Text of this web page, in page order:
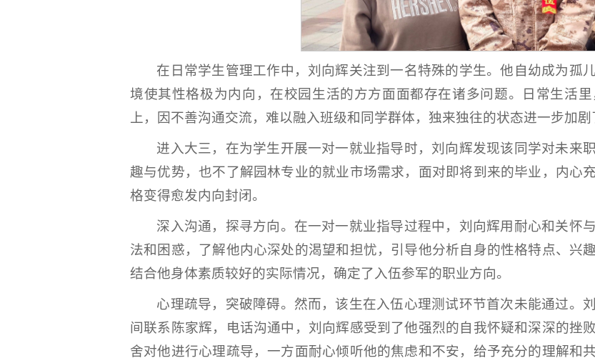
在日常学生管理工作中，刘向辉关注到一名特殊的学生。他自幼成为孤
境使其性格极为内向，在校园生活的方方面面都存在诸多问题。日常生活
上，因不善沟通交流，难以融入班级和同学群体，独来独往的状态进一步加剧
进入大三，在为学生开展一对一就业指导时，刘向辉发现该同学对未来
趣与优势，也不了解园林专业的就业市场需求，面对即将到来的毕业，内心
格变得愈发内向封闭。
深入沟通，探寻方向。在一对一就业指导过程中，刘向辉用耐心和关怀
法和困惑，了解他内心深处的渴望和担忧，引导他分析自身的性格特点、兴
结合他身体素质较好的实际情况，确定了入伍参军的职业方向。
心理疏导，突破障碍。然而，该生在入伍心理测试环节首次未能通过。
间联系陈家辉，电话沟通中，刘向辉感受到了他强烈的自我怀疑和深深的挫
舍对他进行心理疏导，一方面耐心倾听他的焦虑和不安，给予充分的理解和